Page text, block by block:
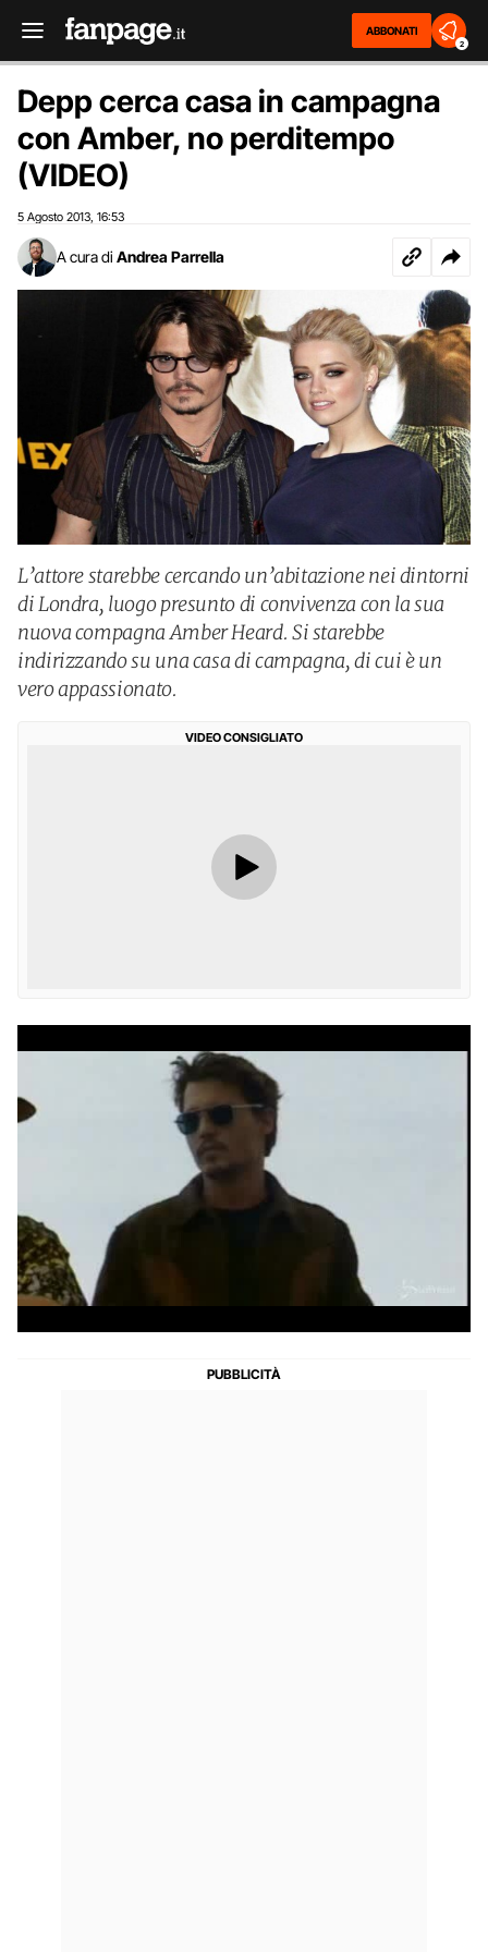
ABBONATI
2
Depp cerca casa in campagna
con Amber, no perditempo
(VIDEO)
5 Agosto 2013 16:53
A cura di Andrea Parrella
L’attore starebbe cercando un’abitazione nei dintorni
di Londra, luogo presunto di convivenza con la sua
nuova compagna Amber Heard. Si starebbe
indirizzando su una casa di campagna, di cui è un
vero appassionato.
VIDEO CONSIGLIATO